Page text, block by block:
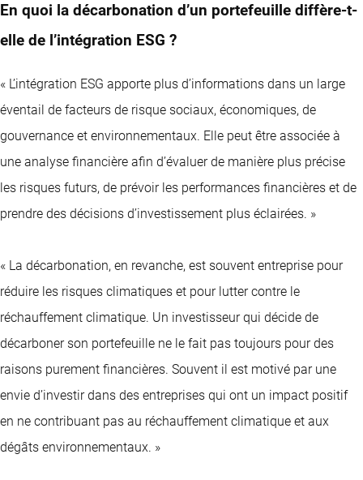
En quoi la décarbonation d’un portefeuille diffère-t-
elle de l’intégration ESG ?
« L’intégration ESG apporte plus d’informations dans un large
éventail de facteurs de risque sociaux, économiques, de
gouvernance et environnementaux. Elle peut être associée à
une analyse financière afin d’évaluer de manière plus précise
les risques futurs, de prévoir les performances financières et de
prendre des décisions d’investissement plus éclairées. »
« La décarbonation, en revanche, est souvent entreprise pour
réduire les risques climatiques et pour lutter contre le
réchauffement climatique. Un investisseur qui décide de
décarboner son portefeuille ne le fait pas toujours pour des
raisons purement financières. Souvent il est motivé par une
envie d’investir dans des entreprises qui ont un impact positif
en ne contribuant pas au réchauffement climatique et aux
dégâts environnementaux. »